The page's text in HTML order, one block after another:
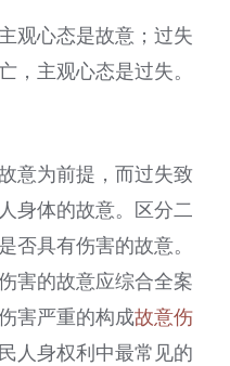
观心态是故意；过失
，主观心态是过失。
意为前提，而过失致
身体的故意。区分二
否具有伤害的故意。
害的故意应综合全案
害严重的构成故意伤
人身权利中最常见的